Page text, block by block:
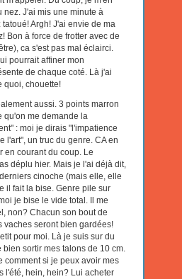
nez. J'ai mis une minute à
Argh! J'ai envie de ma
Bon à force de frotter avec de
ca s'est pas mal éclairci.
pourrait affiner mon
de chaque coté. Là j'ai
quoi, chouette!
aussi. 3 points marron
qu'on me demande la
: moi je dirais "l'impatience
l'art", un truc du genre. CA en
en courant du coup. Le
déplu hier. Mais je l'ai déjà dit,
cinoche (mais elle, elle
il fait la bise. Genre pile sur
je bise le vide total. Il me
non? Chacun son bout de
vaches seront bien gardées!
pour moi. Là je suis sur du
sortir mes talons de 10 cm.
comment si je peux avoir mes
l'été, hein, hein? Lui acheter